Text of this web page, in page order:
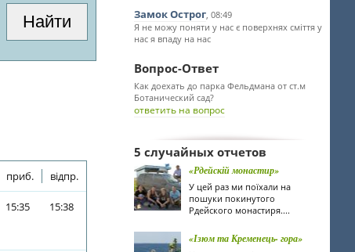
приб. відпр.
15:35 15:38
Замок Острог, 08:49
Я не можу поняти у нас є поверхнях сміття у
нас я впаду на нас
Вопрос-Ответ
Как доехать до парка Фельдмана от ст.м
Ботанический сад?
ответить на вопрос
5 случайных отчетов
«Рдейскій монастир»
У цей раз ми поїхали на
пошуки покинутого
Рдейского монастиря....
«Ізюм та Кременець- гора»